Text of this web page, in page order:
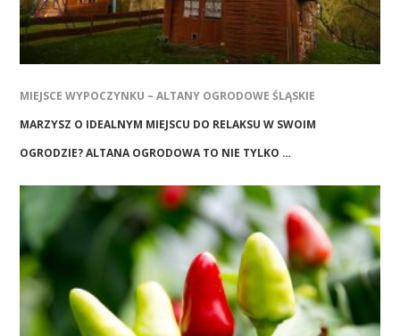
MIEJSCE WYPOCZYNKU – ALTANY OGRODOWE ŚLĄSKIE
MARZYSZ O IDEALNYM MIEJSCU DO RELAKSU W SWOIM
OGRODZIE? ALTANA OGRODOWA TO NIE TYLKO …